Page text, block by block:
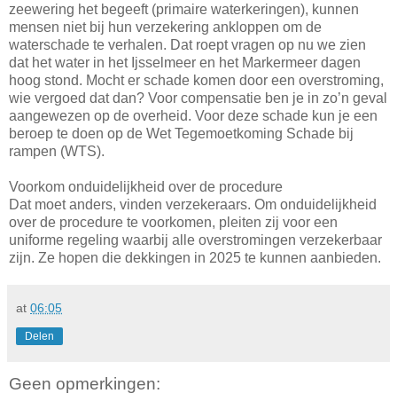
zeewering het begeeft (primaire waterkeringen), kunnen
mensen niet bij hun verzekering ankloppen om de
waterschade te verhalen. Dat roept vragen op nu we zien
dat het water in het Ijsselmeer en het Markermeer dagen
hoog stond. Mocht er schade komen door een overstroming,
wie vergoed dat dan? Voor compensatie ben je in zo’n geval
aangewezen op de overheid. Voor deze schade kun je een
beroep te doen op de Wet Tegemoetkoming Schade bij
rampen (WTS).
Voorkom onduidelijkheid over de procedure
Dat moet anders, vinden verzekeraars. Om onduidelijkheid
over de procedure te voorkomen, pleiten zij voor een
uniforme regeling waarbij alle overstromingen verzekerbaar
zijn. Ze hopen die dekkingen in 2025 te kunnen aanbieden.
at 06:05
Delen
Geen opmerkingen: